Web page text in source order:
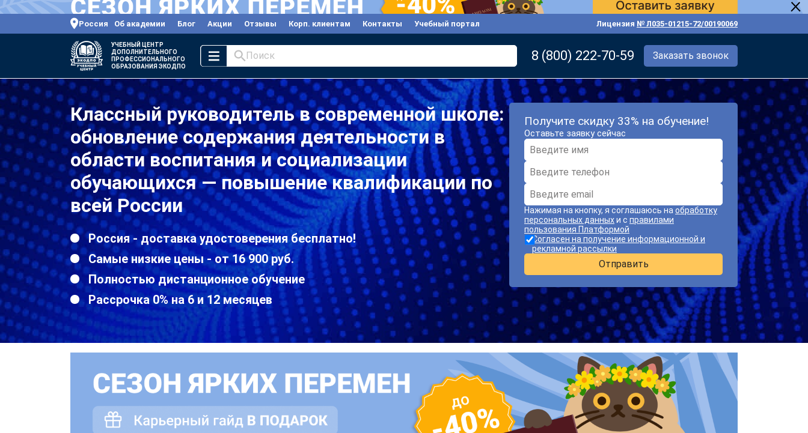
Россия Об академии Блог Акции Отзывы Корп. клиентам Контакты Учебный портал Лицензия № Л035-01215-72/00190069
УЧЕБНЫЙ ЦЕНТР
ДОПОЛНИТЕЛЬНОГО
ПРОФЕССИОНАЛЬНОГО
ОБРАЗОВАНИЯ ЭКОДПО
Поиск 8 (800) 222-70-59 Заказать звонок
Классный руководитель в современной школе:
обновление содержания деятельности в
области воспитания и социализации
обучающихся — повышение квалификации по
всей России
Россия - доставка удостоверения бесплатно!
Самые низкие цены - от 16 900 руб.
Полностью дистанционное обучение
Рассрочка 0% на 6 и 12 месяцев
Получите скидку 33% на обучение!
Оставьте заявку сейчас
Нажимая на кнопку, я соглашаюсь на обработку
персональных данныхи с правилами
пользования Платформой
Согласен на получение информационной и
рекламной рассылки
Отправить